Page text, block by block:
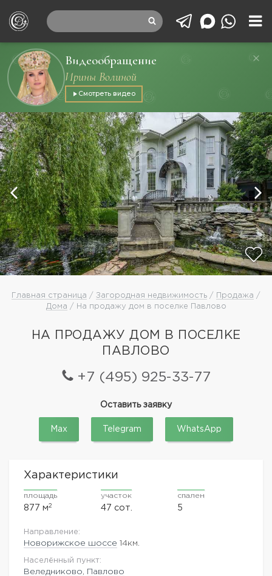
Видеообращение
Ирины Волиной
Смотреть видео
Главная страница / Загородная недвижимость / Продажа /
Дома / На продажу дом в поселке Павлово
НА ПРОДАЖУ ДОМ В ПОСЕЛКЕ
ПАВЛОВО
+7 (495) 925-33-77
Оставить заявку
Max Telegram WhatsApp
Характеристики
площадь
877 м2
участок
47 сот.
спален
5
Направление:
Новорижское шоссе 14км.
Населённый пункт:
Веледниково Павлово